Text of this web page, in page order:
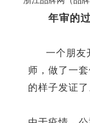
年审的
一个朋友开
师，做了一
的样子发证